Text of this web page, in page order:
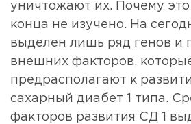
уничтожают их. Почему
конца не изучено. На
выделен лишь ряд генов и
внешних факторов,
предрасполагают к
сахарный диабет 1 типа.
факторов развития СД 1